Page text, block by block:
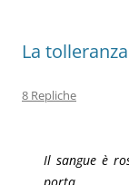
La
8 Repliche
Il sangue è